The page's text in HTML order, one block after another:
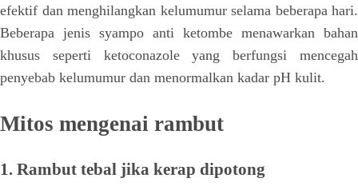
efektif dan menghilangkan kelumumur selama beberapa hari.
Beberapa jenis syampo anti ketombe menawarkan bahan
khusus seperti ketoconazole yang berfungsi mencegah
penyebab kelumumur dan menormalkan kadar pH kulit.
Mitos mengenai rambut
1. Rambut tebal jika kerap dipotong